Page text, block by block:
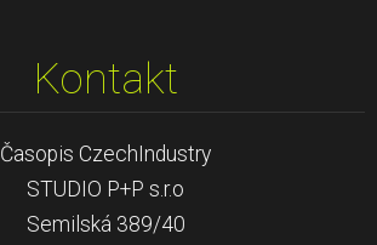
Kontakt
Časopis CzechIndustry
STUDIO P+P s.r.o
Semilská 389/40